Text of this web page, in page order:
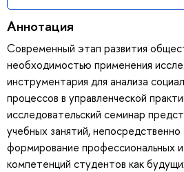
Аннотация
Современный этап развития
необходимостью применения
инструментария для анализа
процессов в управленческой
исследовательский семинар
учебных занятий,
формирование профессиональных
компетенций студентов как